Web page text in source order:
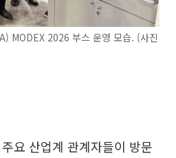
MODEX 2026 부스 운영 모습. (사진
요 산업계 관계자들이 방문